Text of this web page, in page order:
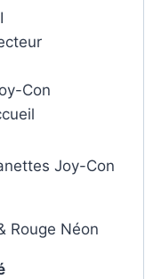
Con
Joy-Con
Rouge Néon